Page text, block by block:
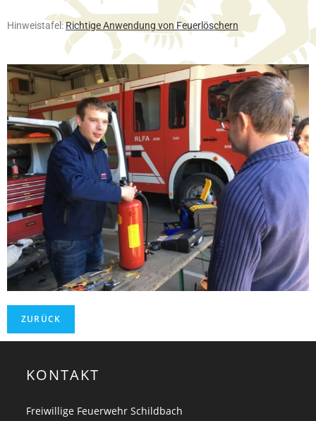
Hinweistafel:Richtige Anwendung von Feuerlöschern
KONTAKT
Freiwillige Feuerwehr Schildbach